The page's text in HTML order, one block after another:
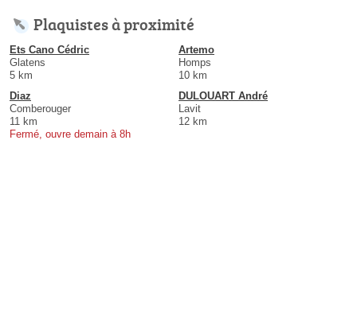
Plaquistes à proximité
Ets Cano Cédric
Glatens
5 km
Artemo
Homps
10 km
Diaz
Comberouger
11 km
Fermé, ouvre demain à 8h
DULOUART André
Lavit
12 km